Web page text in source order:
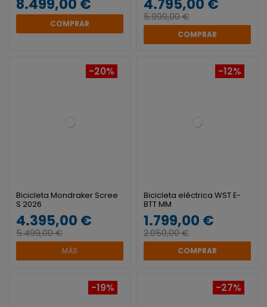
8.499,00 €
COMPRAR
4.795,00 €
5.999,00 €
COMPRAR
-20%
Bicicleta Mondraker Scree
S 2026
4.395,00 €
5.499,00 €
MÁS
-12%
Bicicleta eléctrica WST E-
BTT MM
1.799,00 €
2.050,00 €
COMPRAR
-19% -27%